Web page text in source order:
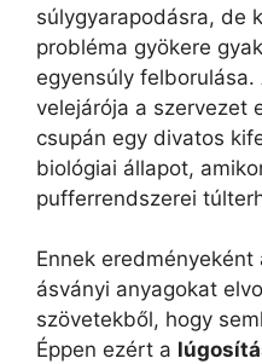
súlygyarapodásra, de
probléma gyökere
egyensúly
velejárója a szervezet
csupán egy divatos
biológiai állapot,
pufferrendszerei
Ennek
ásványi anyagokat
szövetekből, hogy
Éppen ezért a